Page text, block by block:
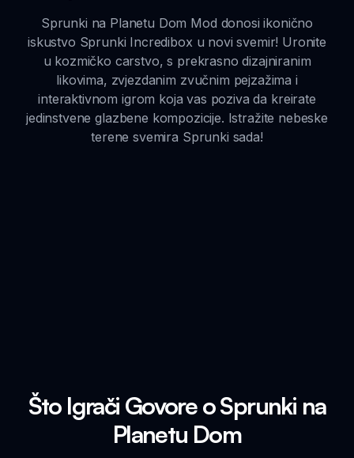
Sprunki na Planetu Dom Mod donosi ikonično
iskustvo Sprunki Incredibox u novi svemir! Uronite
u kozmičko carstvo, s prekrasno dizajniranim
likovima, zvjezdanim zvučnim pejzažima i
interaktivnom igrom koja vas poziva da kreirate
jedinstvene glazbene kompozicije. Istražite nebeske
terene svemira Sprunki sada!
Što Igrači Govore o Sprunki na
Planetu Dom